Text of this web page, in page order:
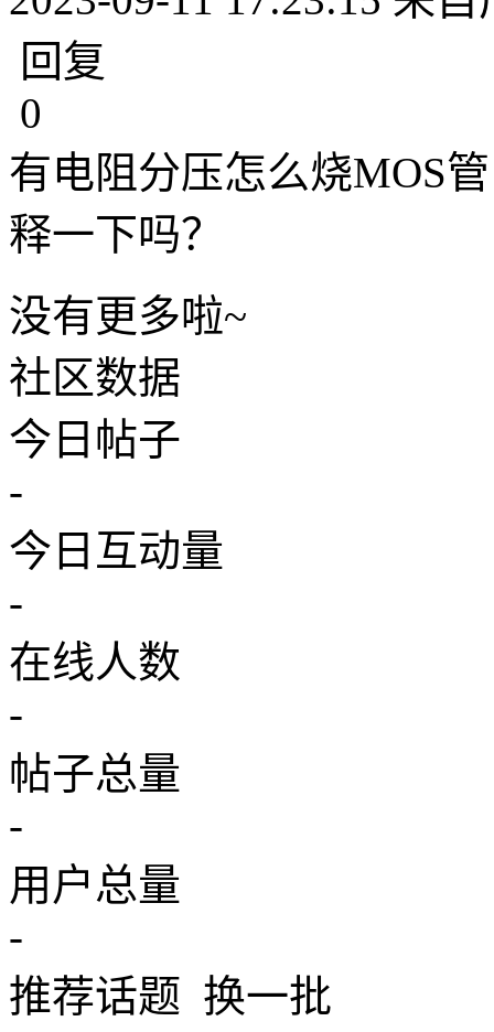
回复
0
有电阻分压怎么烧MOS
释一下吗？
没有更多啦~
社区数据
今日帖子
-
今日互动量
-
在线人数
-
帖子总量
-
用户总量
-
推荐话题 换一批